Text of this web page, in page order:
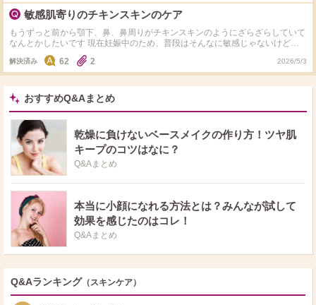
敏感肌寄りのチキンスキンのケア
もうずっと前から顎下、鼻、鼻周りがチキンスキンのようにざらざらしていて
なんとかしたいです 現在妊娠中のため、普段はそんなに敏感じゃないけど敏
感肌寄り？なかんじです つわりで洗顔もスキンケアもサボっててると鼻のざ
らつきが増して大変なことになってます！！！！ PHAやLHAのふきとりや美
容液のおすすめありますか いろいろ調べて気になったのは、、 ドクターウ
ー、メディヒールのミルクブライトニングトナー、サムバイミー、ソフィーナ
IPの炭酸のやつです どれが効果あったか使ったことがある方教えてくださ
い！！ メディヒールは化粧水として使うんでしょうか? 使ってる化粧水はDプ
ログラム、乳液はエリクシールです
解決済み 62 2 2026/5/3
おすすめQ&Aまとめ
乾燥に負けないベースメイクの作り方！ツヤ肌
キープのコツはなに？
Q&Aまとめ
本当に小顔になれる方法とは？みんなが試して
効果を感じたのはコレ！
Q&Aまとめ
Q&Aランキング （スキンケア）